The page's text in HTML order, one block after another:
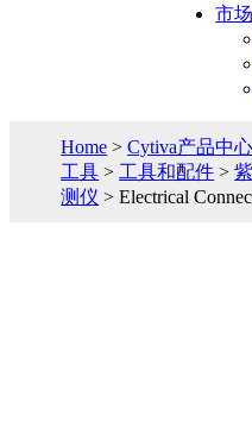
市
Home >Cytiva产品中心
工具 > 工具和配件 >
测仪 > Electrical